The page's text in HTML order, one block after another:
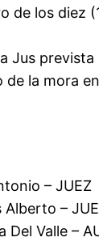
los diez
la mora
– JUEZ
–
Valle –